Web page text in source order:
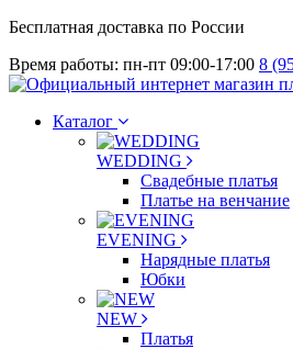
Бесплатная доставка по России
Время работы: пн-пт 09:00-17:00 8
Каталог
WEDDING
Свадебные платья
Платье на венчание
EVENING
Нарядные платья
Юбки
NEW
Платья